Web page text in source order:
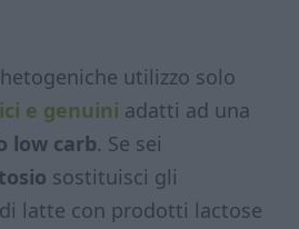
utilizzo solo
e genuini adatti ad una
low carb. Se sei
sostituisci gli
latte con prodotti lactose